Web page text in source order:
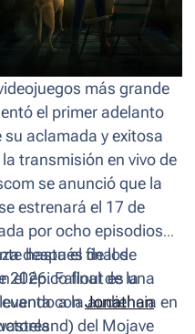
más grande
el primer adelanto
aclamada y exitosa
transmisión en vivo de
se anunció que la
estrenará el 17 de
por ocho episodios
hasta el final de
2026.Falloutes una
cuenta conJonathan
después de los
el épico final de la
a la audiencia en
) del Mojave